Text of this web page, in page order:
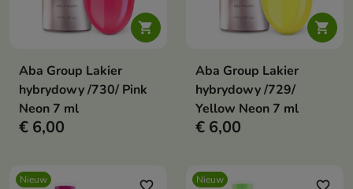

Aba Group Lakier
hybrydowy /730/ Pink
Neon 7 ml
€ 6,00

Aba Group Lakier
hybrydowy /729/
Yellow Neon 7 ml
€ 6,00
Nieuw favorite_border Nieuw favorite_border